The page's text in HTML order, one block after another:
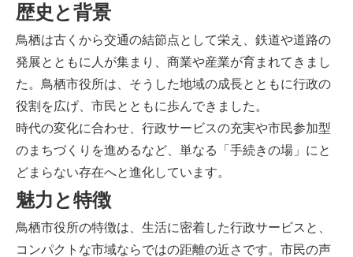
歴史と背景
鳥栖は古くから交通の結節点として栄え、鉄道や道路の
発展とともに人が集まり、商業や産業が育まれてきまし
た。鳥栖市役所は、そうした地域の成長とともに行政の
役割を広げ、市民とともに歩んできました。
時代の変化に合わせ、行政サービスの充実や市民参加型
のまちづくりを進めるなど、単なる「手続きの場」にと
どまらない存在へと進化しています。
魅力と特徴
鳥栖市役所の特徴は、生活に密着した行政サービスと、
コンパクトな市域ならではの距離の近さです。市民の声